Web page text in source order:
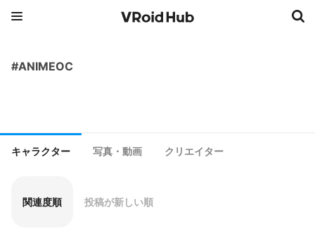
#ANIMEOC
キャラクター 写真・動画 クリエイター
関連度順 投稿が新しい順